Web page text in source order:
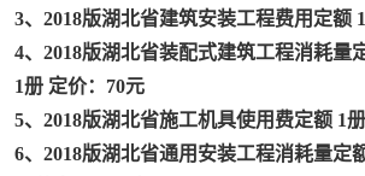
3、2018版湖北省建筑安装工程费用定额
4、2018版湖北省装配式建筑工程消耗量
1册 定价：70元
5、2018版湖北省施工机具使用费定额 1
6、2018版湖北省通用安装工程消耗量定
疏浚工程预算定额
吉林建设工程计价定额
福建建设工程预算定额